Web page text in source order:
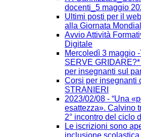
docenti_5 maggio
Ultimi posti per il
alla Giornata
Avvio Attività
Digitale
Mercoledì 3 maggio
SERVE
per insegnanti sul
Corsi per insegnanti
STRANIERI
2023/02/08 - “Una
esattezza». Calvino
2° incontro del ciclo
Le iscrizioni sono